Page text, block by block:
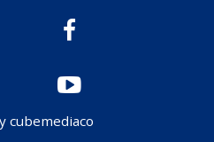
cubemediaco